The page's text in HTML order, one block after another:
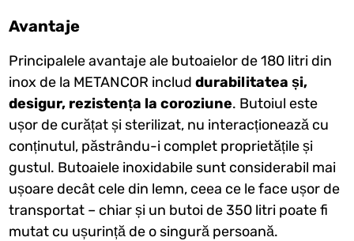
Avantaje
Principalele avantaje ale butoaielor de 180 litri din
inox de la METANCOR includdurabilitatea și,
desigur, rezistența la coroziune. Butoiul este
ușor de curățat și sterilizat, nu interacționează cu
conținutul, păstrându-i complet proprietățile și
gustul. Butoaiele inoxidabile sunt considerabil mai
ușoare decât cele din lemn, ceea ce le face ușor de
transportat – chiar și un butoi de 350 litri poate fi
mutat cu ușurință de o singură persoană.